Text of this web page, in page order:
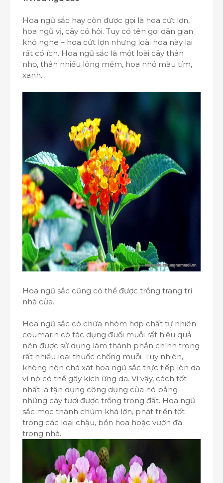
Hoa ngũ sắc hay còn được gọi là hoa cứt lợn,
hoa ngũ vị, cây cỏ hôi. Tuy có tên gọi dân gian
khó nghe – hoa cứt lợn nhưng loài hoa này lại
rất có ích. Hoa ngũ sắc là một loài cây thân
nhỏ, thân nhiều lông mềm, hoa nhỏ màu tím,
xanh.
Hoa ngũ sắc cũng có thể được trồng trang trí
nhà cửa.
Hoa ngũ sắc có chứa nhóm hợp chất tự nhiên
coumarin có tác dụng đuổi muỗi rất hiệu quả
nên được sử dụng làm thành phần chính trong
rất nhiều loại thuốc chống muỗi. Tuy nhiên,
không nên chà xát hoa ngũ sắc trực tiếp lên da
vì nó có thể gây kích ứng da. Vì vậy, cách tốt
nhất là tận dụng công dụng của nó bằng
những cây tươi được trồng trong đất. Hoa ngũ
sắc mọc thành chùm khá lớn, phát triển tốt
trong các loại chậu, bồn hoa hoặc vườn đá
trong nhà.